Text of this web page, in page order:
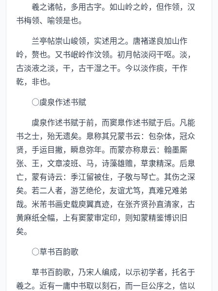
羲之诸帖，多用古字。如山岭之岭，但作领，汉
书梅领、喻领是也。
兰亭帖崇山峻领，实述用之。唐褚遂良加山作
岭，赘也。又书岷岭作汶领。初月帖淡闷干呕。淡，
古淡液之淡，干，古干湿之干。今以淡作痰，干作
乾，非也。
○虞泉作述书赋
虞泉作述书赋于前，而窦臮作述书赋于后。凡能
书之士，殆无遗矣。臮称其兄蒙书云：包杂体，冠众
贤，手运目撇，瞬息弥年。而蒙亦称臮云：翰墨厮
张、王，文章凌班、马，诗藻雄赡，草隶精深。后臮
亡，蒙有诗云：季江留被住，子敬与琴亡。其伤之深
矣。若二人者，游艺绝伦，友谊尤笃，真难兄难弟
哉。米芾书画史载庾翼真迹，在张齐贤孙直清家，古
黄麻纸全幅，上有窦蒙审定印，则知蒙精鉴博识旧
矣。
○草书百韵歌
草书百韵歌，乃宋人编成，以示初学者，托名于
羲之。近有一庸中书取以刻石，而一巨公序之，信以